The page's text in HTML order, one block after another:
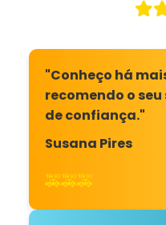
"Conheço há
recomendo o
de confiança."
Susana Pires
🚕🚕🚕